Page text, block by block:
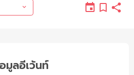
มูลอีเว้นท์